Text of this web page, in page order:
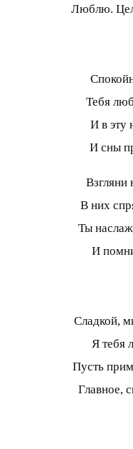
Люблю.
Тебя
И в эту
И сны
Взгляни
В них
Ты
И
Сладкой,
Я тебя
Пусть
Главное,